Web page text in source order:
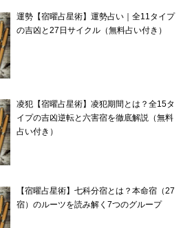
運勢【宿曜占星術】運勢占い｜全11タイプ
の吉凶と27日サイクル（無料占い付き）
凌犯【宿曜占星術】凌犯期間とは？全15タ
イプの吉凶逆転と六害宿を徹底解説（無料
占い付き）
【宿曜占星術】七科分宿とは？本命宿（27
宿）のルーツを読み解く7つのグループ